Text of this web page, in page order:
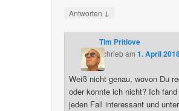
Antworten ↓
Tim Pritlove
schriebam 1. April
Weiß nicht genau, wovon Du
oder konnte ich nicht? Ich
jeden Fall interessant und